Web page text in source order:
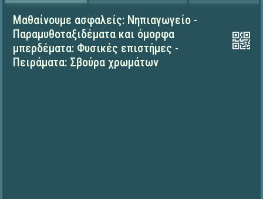
Μαθαίνουμε ασφαλείς: Νηπιαγωγείο -
Παραμυθοταξιδέματα και όμορφα
μπερδέματα: Φυσικές επιστήμες -
Πειράματα: Σβούρα χρωμάτων